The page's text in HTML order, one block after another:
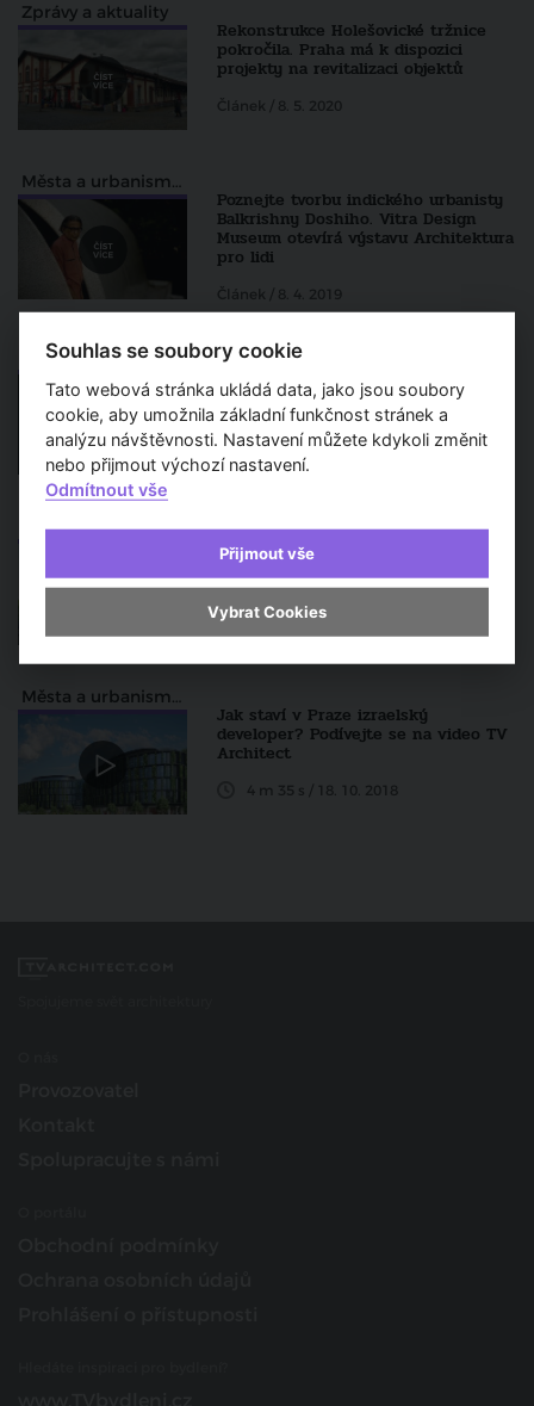
Zprávy a aktuality
Rekonstrukce Holešovické tržnice
pokročila. Praha má k dispozici
projekty na revitalizaci objektů
Článek / 8. 5. 2020
Města a urbanismus
Poznejte tvorbu indického urbanisty
Balkrishny Doshiho. Vitra Design
Museum otevírá výstavu Architektura
pro lidi
Článek / 8. 4. 2019
Zprávy a aktuality
Studenti architektury budou
prezentovat své útulny
Článek / 11. 1. 2019
Města a urbanismus
Developer JRD si může mnout ruce,
získal dost územních rozhodnutí
Článek / 20. 12. 2018
Města a urbanismus
Jak staví v Praze izraelský
developer? Podívejte se na video TV
Architect
4 m 35 s / 18. 10. 2018
Souhlas se soubory cookie
Tato webová stránka ukládá data, jako jsou soubory
cookie, aby umožnila základní funkčnost stránek a
analýzu návštěvnosti. Nastavení můžete kdykoli změnit
nebo přijmout výchozí nastavení.
Odmítnout vše
Přijmout vše
Vybrat Cookies